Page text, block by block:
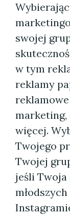
swojej
w tym
reklamy
więcej.
Twojego
Twojej
jeśli Twoja